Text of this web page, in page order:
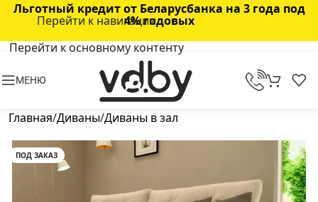
Перейти к навигации
Перейти к основному контенту
Льготный кредит от Беларусбанка на 3 года под
4% годовых
МЕНЮ
Главная/Диваны/Диваны в зал
ПОД ЗАКАЗ